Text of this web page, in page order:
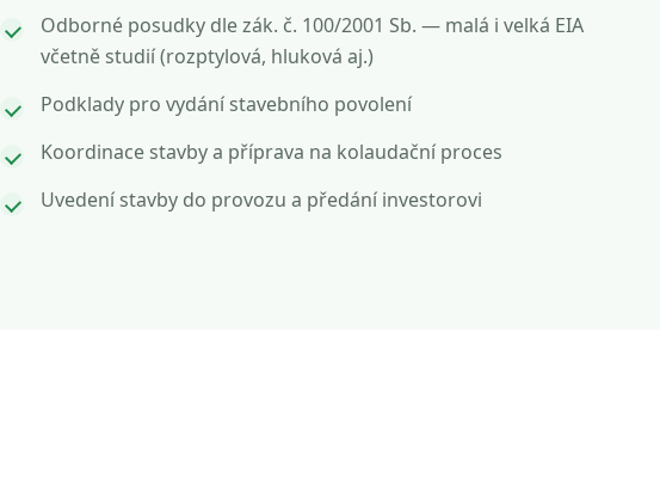
Odborné posudky dle zák. č. 100/2001 Sb. — malá i velká EIA
včetně studií (rozptylová, hluková aj.)
Podklady pro vydání stavebního povolení
Koordinace stavby a příprava na kolaudační proces
Uvedení stavby do provozu a předání investorovi